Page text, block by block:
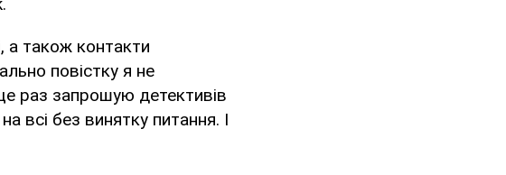
а також контакти
повістку я не
раз запрошую детективів
всі без винятку питання. І